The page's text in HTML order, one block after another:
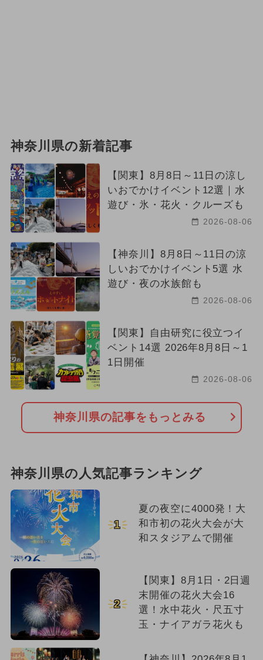
神奈川県の新着記事
【関東】8月8日～11日の涼し
いおでかけイベント12選｜水
遊び・氷・花火・クルーズも
2026-08-06
【神奈川】8月8日～11日の涼
しいおでかけイベント5選 水
遊び・夜の水族館も
2026-08-06
【関東】自由研究に役立つイ
ベント14選 2026年8月8日～1
1日開催
2026-08-06
神奈川県の記事をもっとみる
神奈川県の人気記事ランキング
1
夏の夜空に4000発！大
和市初の花火大会が大
和スタジアムで開催
2
【関東】8月1日・2日週
末開催の花火大会16
選！水中花火・尺五寸
玉・ナイアガラ花火も